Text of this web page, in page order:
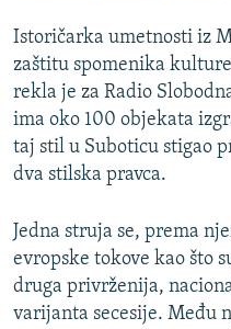
Istoričarka umetnosti iz
zaštitu spomenika
rekla je za Radio
ima oko 100 objekata
taj stil u Suboticu stigao
dva stilska pravca.
Jedna struja se, prema
evropske tokove kao što
druga privrženija,
varijanta secesije. Među